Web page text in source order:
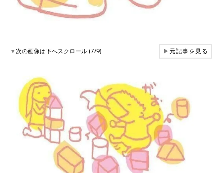
▼次の画像は下へスクロール (7/9) ▶元記事を見る